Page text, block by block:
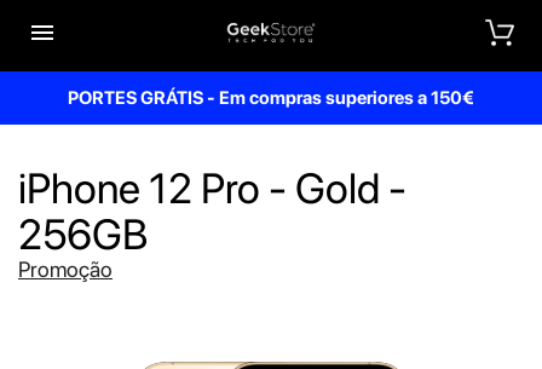

PORTES GRÁTIS - Em compras superiores a 150€
iPhone 12 Pro - Gold -
256GB
Promoção